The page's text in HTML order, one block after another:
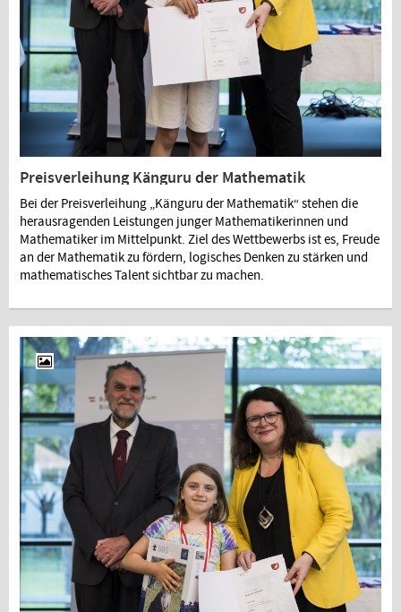
Preisverleihung Känguru der Mathematik
Bei der Preisverleihung „Känguru der Mathematik“ stehen die
herausragenden Leistungen junger Mathematikerinnen und
Mathematiker im Mittelpunkt. Ziel des Wettbewerbs ist es, Freude
an der Mathematik zu fördern, logisches Denken zu stärken und
mathematisches Talent sichtbar zu machen.